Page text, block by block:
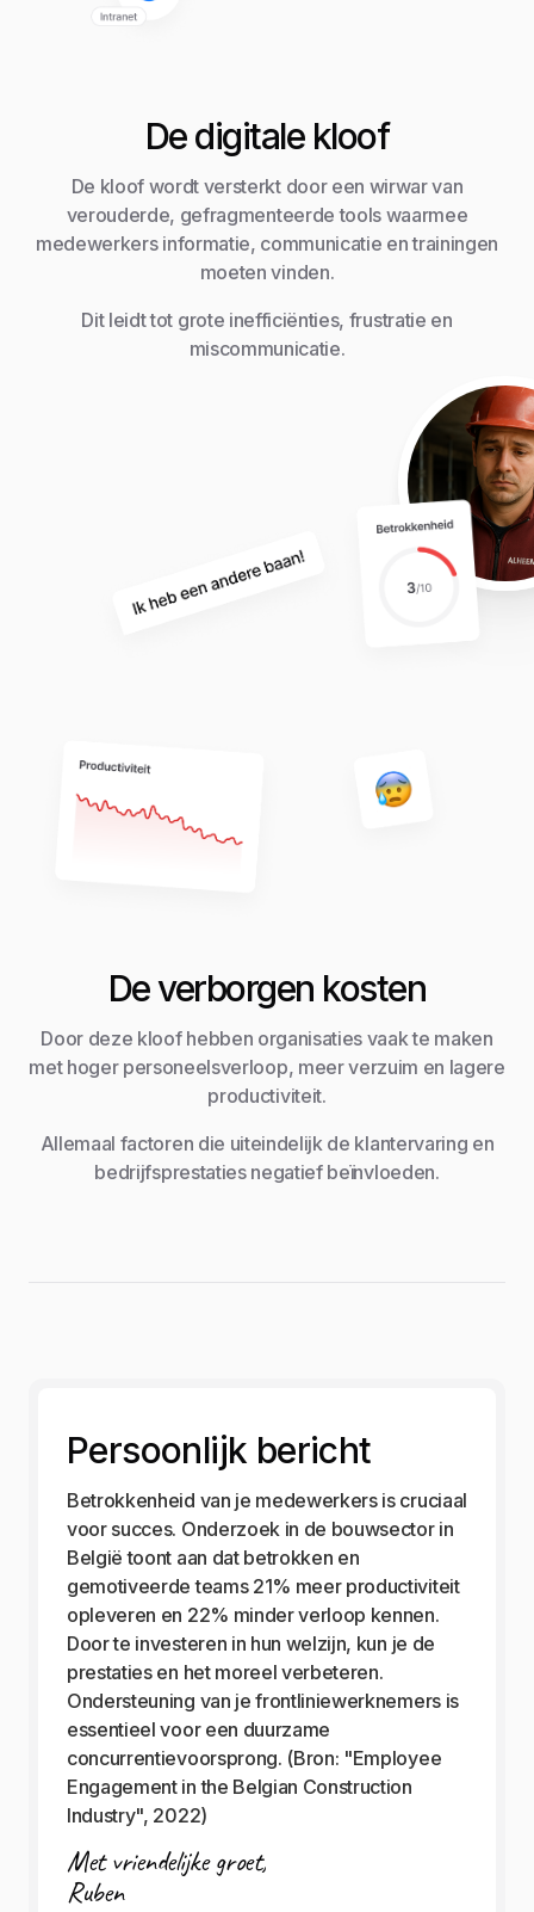
De digitale kloof
De kloof wordt versterkt door een wirwar van
verouderde, gefragmenteerde tools waarmee
medewerkers informatie, communicatie en trainingen
moeten vinden.
Dit leidt tot grote inefficiënties, frustratie en
miscommunicatie.
De verborgen kosten
Door deze kloof hebben organisaties vaak te maken
met hoger personeelsverloop, meer verzuim en lagere
productiviteit.
Allemaal factoren die uiteindelijk de klantervaring en
bedrijfsprestaties negatief beïnvloeden.
Persoonlijk bericht
Betrokkenheid van je medewerkers is cruciaal
voor succes. Onderzoek in de bouwsector in
België toont aan dat betrokken en
gemotiveerde teams 21% meer productiviteit
opleveren en 22% minder verloop kennen.
Door te investeren in hun welzijn, kun je de
prestaties en het moreel verbeteren.
Ondersteuning van je frontliniewerknemers is
essentieel voor een duurzame
concurrentievoorsprong. (Bron: "Employee
Engagement in the Belgian Construction
Industry", 2022)
Met vriendelijke groet,
Ruben